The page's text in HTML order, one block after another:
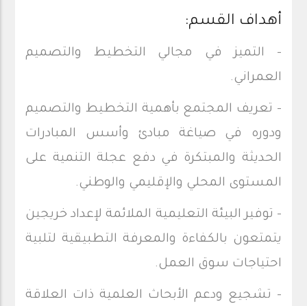
أهداف القسم:
- التميز في مجالي التخطيط والتصميم
العمراني.
- تعريف المجتمع بأهمية التخطيط والتصميم
ودوره في صياغة مبادئ وأسس المبادرات
الحديثة والمبتكرة في دفع عجلة التنمية على
المستوى المحلي والإقليمي والوطني.
- توفير البيئة التعليمية الملائمة لإعداد خريجين
يتمتعون بالكفاءة والمعرفة التطبيقية لتلبية
احتياجات سوق العمل.
- تشجيع ودعم الأبحاث العلمية ذات العلاقة